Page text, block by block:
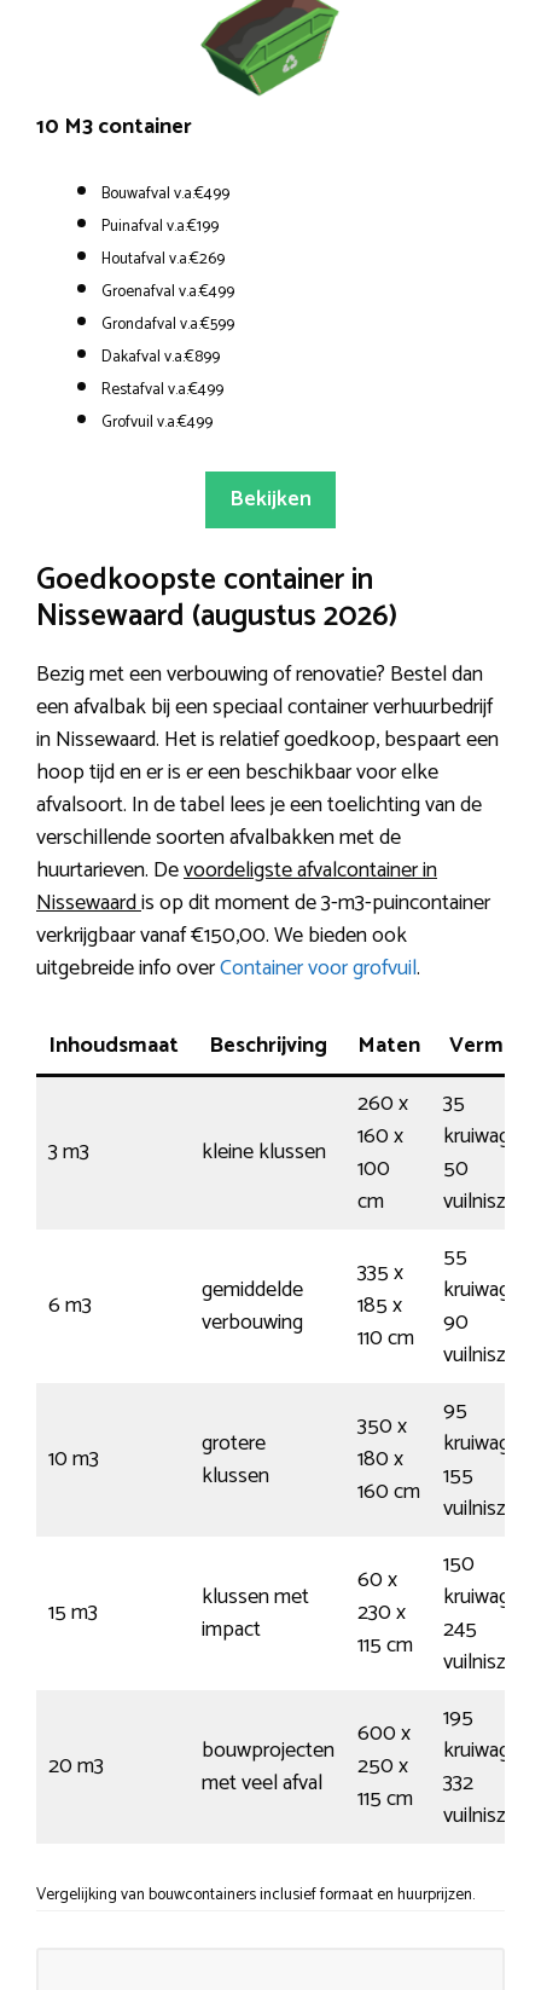
10 M3 container
Bouwafval v.a.€499
Puinafval v.a.€199
Houtafval v.a.€269
Groenafval v.a.€499
Grondafval v.a.€599
Dakafval v.a.€899
Restafval v.a.€499
Grofvuil v.a.€499
Bekijken
Goedkoopste container in
Nissewaard (augustus 2026)
Bezig met een verbouwing of renovatie? Bestel dan
een afvalbak bij een speciaal container verhuurbedrijf
in Nissewaard. Het is relatief goedkoop, bespaart een
hoop tijd en er is er een beschikbaar voor elke
afvalsoort. In de tabel lees je een toelichting van de
verschillende soorten afvalbakken met de
huurtarieven. Devoordeligste afvalcontainer in
Nissewaardis op dit moment de 3-m3-puincontainer
verkrijgbaar vanaf €150,00. We bieden ook
uitgebreide info overContainer voor grofvuil.
Inhoudsmaat Beschrijving Maten
3 m3 kleine klussen
260 x
160 x
100
cm
35
50
6 m3
gemiddelde
verbouwing
335 x
185 x
110 cm
55
90
10 m3
grotere
klussen
350 x
180 x
160 cm
95
155
15 m3
klussen met
impact
60 x
230 x
115 cm
150
245
20 m3
bouwprojecten
met veel afval
600 x
250 x
115 cm
195
332
Vergelijking van bouwcontainers inclusief formaat en huurprijzen.